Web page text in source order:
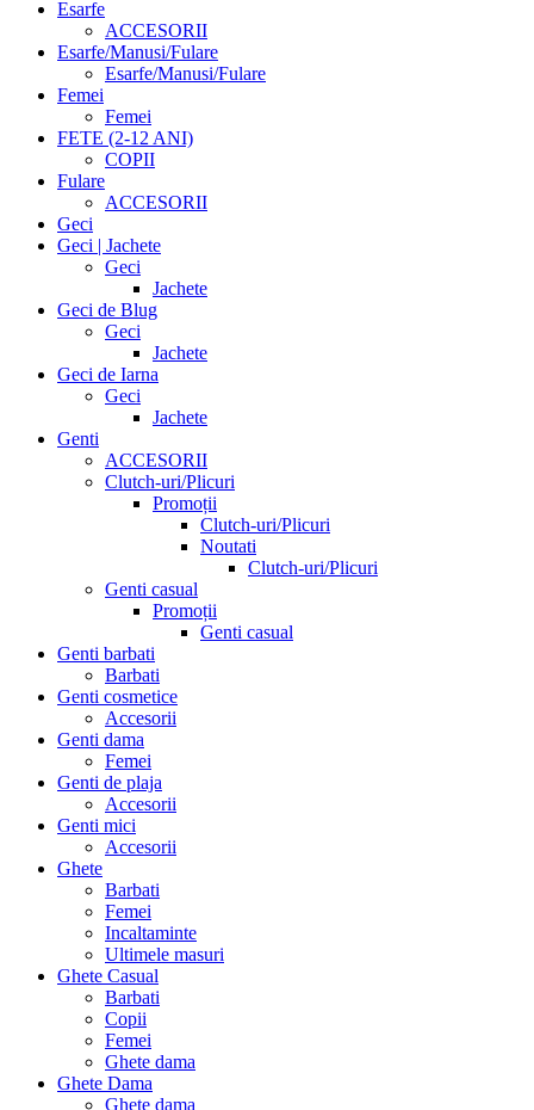
Esarfe
ACCESORII
Esarfe/Manusi/Fulare
Esarfe/Manusi/Fulare
Femei
Femei
FETE (2-12 ANI)
COPII
Fulare
ACCESORII
Geci
Geci | Jachete
Geci
Jachete
Geci de Blug
Geci
Jachete
Geci de Iarna
Geci
Jachete
Genti
ACCESORII
Clutch-uri/Plicuri
Promoții
Clutch-uri/Plicuri
Noutati
Clutch-uri/Plicuri
Genti casual
Promoții
Genti casual
Genti barbati
Barbati
Genti cosmetice
Accesorii
Genti dama
Femei
Genti de plaja
Accesorii
Genti mici
Accesorii
Ghete
Barbati
Femei
Incaltaminte
Ultimele masuri
Ghete Casual
Barbati
Copii
Femei
Ghete dama
Ghete Dama
Ghete dama